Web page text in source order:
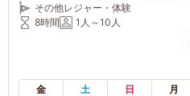
かるはず！大人も子供も楽しめ
におすすめ★
その他レジャー・体験
8時間
1人～10人
金 土 日 月